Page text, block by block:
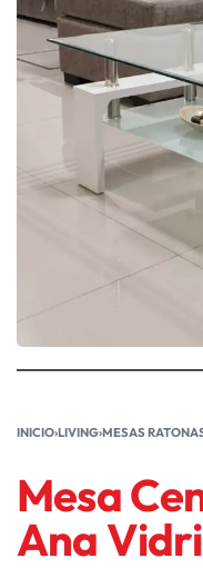
INICIO›LIVING›MESAS
Mesa
Ana